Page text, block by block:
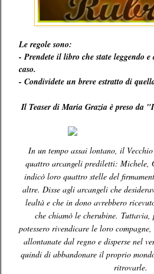
Le regole sono:
- Prendete il libro che state leggendo
caso.
- Condividete un breve estratto di
Il Teaser di Maria Grazia è preso da
In un tempo assai lontano, il
quattro arcangeli prediletti: Michele,
indicò loro quattro stelle del
altre. Disse agli arcangeli che
lealtà e che in dono avrebbero
che chiamò le cherubine. Tuttavia,
potessero rivendicare le loro
allontanate dal regno e disperse nel
quindi di abbandonare il proprio
ritrovarle.